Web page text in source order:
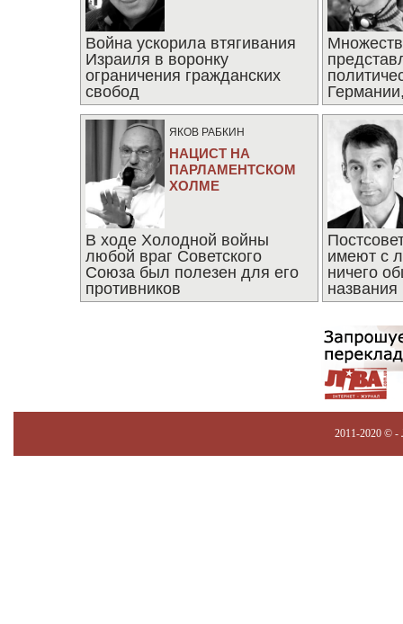
Война ускорила втягивания
Израиля в воронку
ограничения гражданских
свобод
ЯКОВ РАБКИН
НАЦИСТ НА
ПАРЛАМЕНТСКОМ
ХОЛМЕ
В ходе Холодной войны
любой враг Советского
Союза был полезен для его
противников
имеют с
ничего
названия
2011-2020 © -